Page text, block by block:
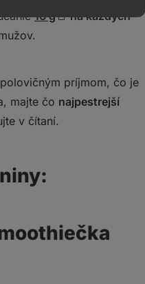
16 g
na každých
príjmom, čo je
majte čo najpestrejší
v čítaní.